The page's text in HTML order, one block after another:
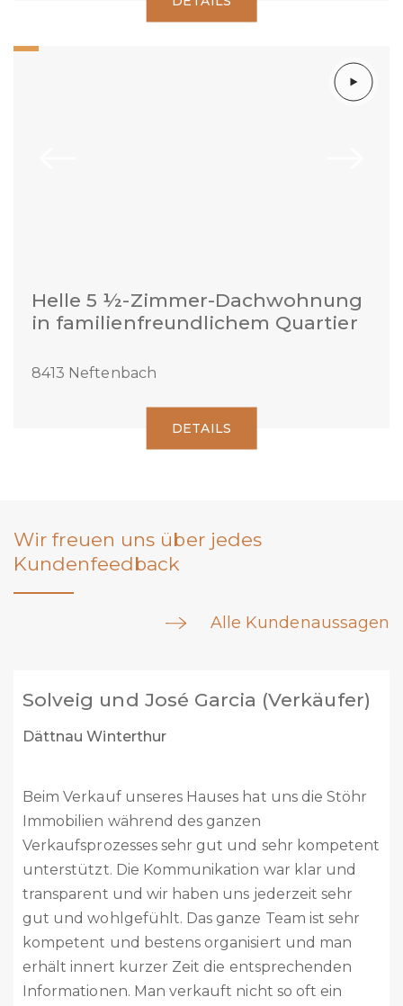
Helle 5 ½-Zimmer-Dachwohnung
in familienfreundlichem Quartier
8413 Neftenbach
DETAILS
Wir freuen uns über jedes
Kundenfeedback
Alle Kundenaussagen
José Garcia (Verkäufer)
unseres Hauses hat uns die Stöhr
während des ganzen
sehr gut und sehr kompetent
Die Kommunikation war klar und
und wir haben uns jederzeit sehr
Das ganze Team ist sehr
und bestens organisiert und man
kurzer Zeit die entsprechenden
Man verkauft nicht so oft ein
Marc
Liebes
ist alles
Kontakt
Team ist
und